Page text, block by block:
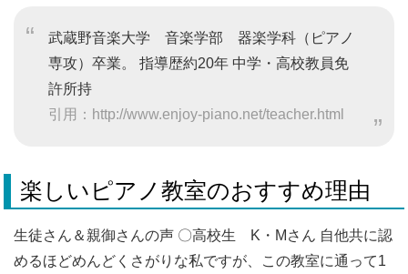
武蔵野音楽大学 音楽学部 器楽学科（ピアノ
専攻）卒業。 指導歴約20年 中学・高校教員免
許所持
引用：http://www.enjoy-piano.net/teacher.html
楽しいピアノ教室のおすすめ理由
生徒さん＆親御さんの声 〇高校生 K・Mさん 自他共に認
めるほどめんどくさがりな私ですが、この教室に通って1